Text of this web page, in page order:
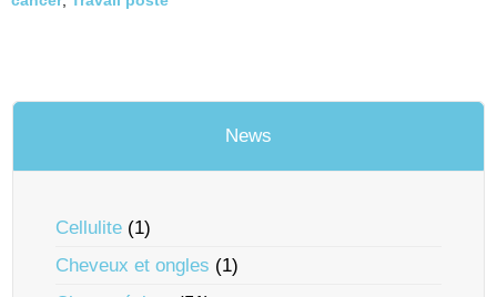
News
Cellulite (1)
Cheveux et ongles (1)